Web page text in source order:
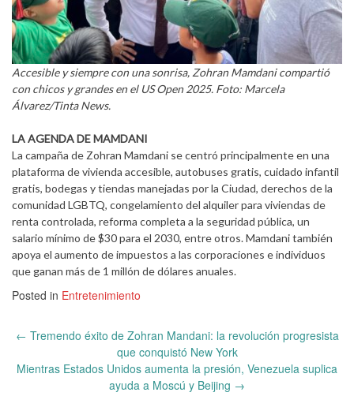
Accesible y siempre con una sonrisa, Zohran Mamdani compartió
con chicos y grandes en el US Open 2025. Foto: Marcela
Álvarez/Tinta News.
LA AGENDA DE MAMDANI
La campaña de Zohran Mamdani se centró principalmente en una
plataforma de vivienda accesible, autobuses gratis, cuidado infantil
gratis, bodegas y tiendas manejadas por la Ciudad, derechos de la
comunidad LGBTQ, congelamiento del alquiler para viviendas de
renta controlada, reforma completa a la seguridad pública, un
salario mínimo de $30 para el 2030, entre otros. Mamdani también
apoya el aumento de impuestos a las corporaciones e individuos
que ganan más de 1 millón de dólares anuales.
Posted in Entretenimiento
Post
← Tremendo éxito de Zohran Mandani: la revolución progresista
que conquistó New York
Mientras Estados Unidos aumenta la presión, Venezuela suplica
ayuda a Moscú y Beijing →